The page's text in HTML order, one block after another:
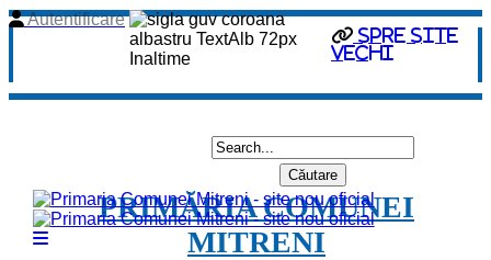
spre site
vechi
Autentificare
PRIMĂRIA COMUNEI
MITRENI